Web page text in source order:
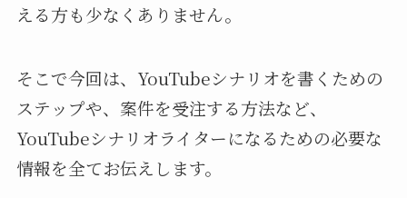
える方も少なくありません。
そこで今回は、YouTubeシナリオを書くための
ステップや、案件を受注する方法など、
YouTubeシナリオライターになるための必要な
情報を全てお伝えします。